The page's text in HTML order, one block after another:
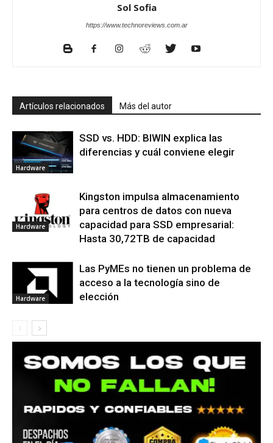
Sol Sofia
https://www.technoreviews.com.ar
Artículos relacionados Más del autor
Hardware
SSD vs. HDD: BIWIN explica las
diferencias y cuál conviene elegir
Hardware
Kingston impulsa almacenamiento
para centros de datos con nueva
capacidad para SSD empresarial:
Hasta 30,72TB de capacidad
Hardware
Las PyMEs no tienen un problema de
acceso a la tecnología sino de
elección